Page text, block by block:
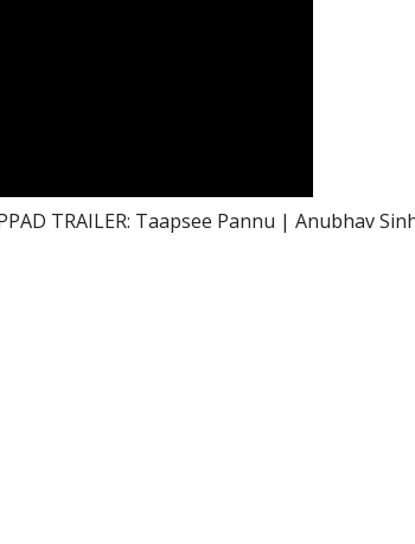
TRAILER: Taapsee Pannu | Anubhav